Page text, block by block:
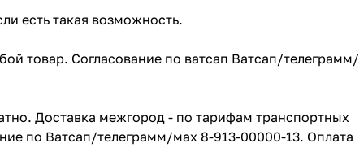
есть такая возможность.
товар. Согласование по ватсап Ватсап/телеграмм/
Доставка межгород - по тарифам транспортных
по Ватсап/телеграмм/мах 8-913-00000-13. Оплата